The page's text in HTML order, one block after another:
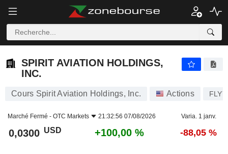
SPIRIT AVIATION HOLDINGS,
INC.
Cours Spirit Aviation Holdings, Inc. Actions
Marché Fermé - OTC Markets 21:32:56 07/08/2026 Varia. 1 janv.
0,0300 USD +100,00 % -88,05 %